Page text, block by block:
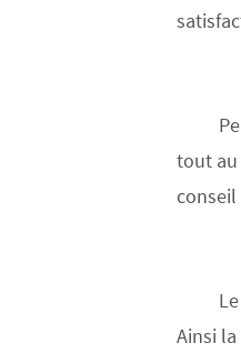
tout au
conseil
Ainsi